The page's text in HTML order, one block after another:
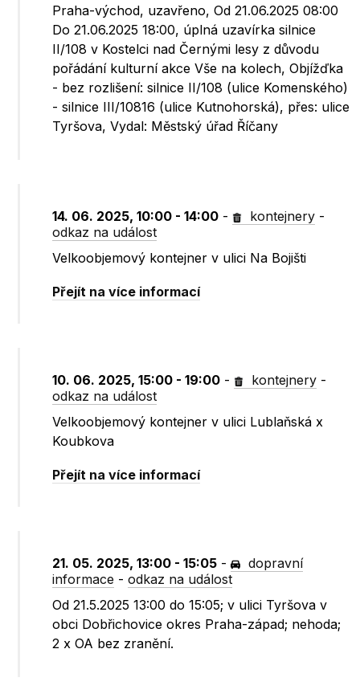
Praha-východ, uzavřeno, Od 21.06.2025 08:00
Do 21.06.2025 18:00, úplná uzavírka silnice
II/108 v Kostelci nad Černými lesy z důvodu
pořádání kulturní akce Vše na kolech, Objížďka
- bez rozlišení: silnice II/108 (ulice Komenského)
- silnice III/10816 (ulice Kutnohorská), přes: ulice
Tyršova, Vydal: Městský úřad Říčany
14. 06. 2025, 10:00 - 14:00 - kontejnery -
odkaz na událost
Velkoobjemový kontejner v ulici Na Bojišti
Přejít na více informací
10. 06. 2025, 15:00 - 19:00 - kontejnery -
odkaz na událost
Velkoobjemový kontejner v ulici Lublaňská x
Koubkova
Přejít na více informací
21. 05. 2025, 13:00 - 15:05 -
dopravní
informace -odkaz na událost
Od 21.5.2025 13:00 do 15:05; v ulici Tyršova v
obci Dobřichovice okres Praha-západ; nehoda;
2 x OA bez zranění.